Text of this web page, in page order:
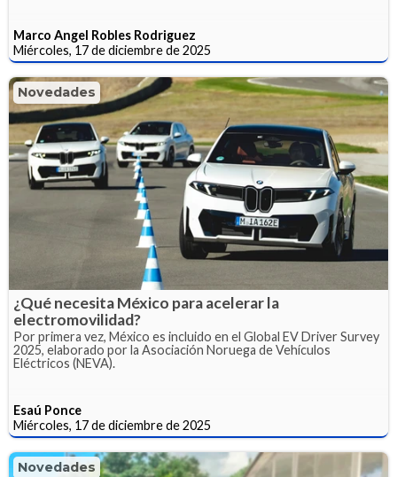
Marco Angel Robles Rodriguez
Miércoles, 17 de diciembre de 2025
Novedades
¿Qué necesita México para acelerar la
electromovilidad?
Por primera vez, México es incluido en el Global EV Driver Survey
2025, elaborado por la Asociación Noruega de Vehículos
Eléctricos (NEVA).
Esaú Ponce
Miércoles, 17 de diciembre de 2025
Novedades